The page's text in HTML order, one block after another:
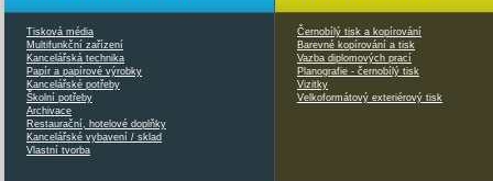
Tisková média
Multifunkční zařízení
Kancelářská technika
Papír a papírové výrobky
Kancelářské potřeby
Školní potřeby
Archivace
Restaurační, hotelové doplňky
Kancelářské vybavení / sklad
Vlastní tvorba
Černobílý tisk a kopírování
Barevné kopírování a tisk
Vazba diplomových prací
Planografie - černobílý tisk
Vizitky
Velkoformátový exteriérový tisk